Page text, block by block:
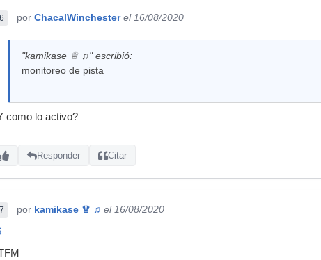
por ChacalWinchester el 16/08/2020
"kamikase ♕ ♫" escribió:
monitoreo de pista
como lo activo?
Responder Citar
por kamikase ♕ ♫ el 16/08/2020